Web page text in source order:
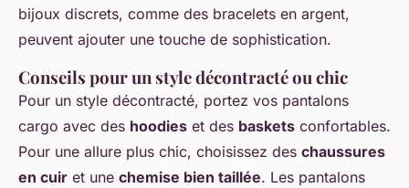
bijoux discrets, comme des bracelets en argent,
peuvent ajouter une touche de sophistication.
Conseils pour un style décontracté ou chic
Pour un style décontracté, portez vos pantalons
cargo avec des hoodies et des baskets confortables.
Pour une allure plus chic, choisissez des chaussures
en cuir et une chemise bien taillée. Les pantalons